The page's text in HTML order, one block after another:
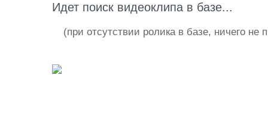
Идет поиск видеоклипа в базе...
(при отсутствии ролика в базе, ничего не